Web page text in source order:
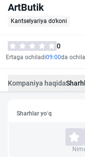
ArtButik
Kantselyariya do'koni
0
Ertaga ochiladi09:00da
Kompaniya haqida
Sharhlar yo‘q